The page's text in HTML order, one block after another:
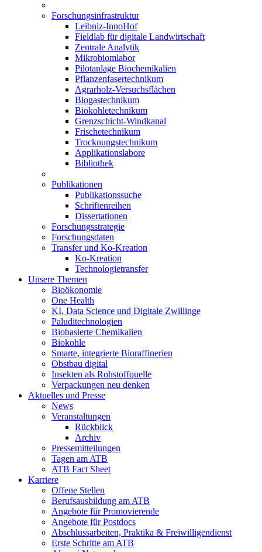
Forschungsinfrastruktur
Leibniz-InnoHof
Fieldlab für digitale Landwirtschaft
Zentrale Analytik
Mikrobiomlabor
Pilotanlage Biochemikalien
Pflanzenfasertechnikum
Agrarholz-Versuchsflächen
Biogastechnikum
Biokohletechnikum
Grenzschicht-Windkanal
Frischetechnikum
Trocknungstechnikum
Applikationslabore
Bibliothek
Publikationen
Publikationssuche
Schriftenreihen
Dissertationen
Forschungsstrategie
Forschungsdaten
Transfer und Ko-Kreation
Ko-Kreation
Technologietransfer
Unsere Themen
Bioökonomie
One Health
KI, Data Science und Digitale Zwillinge
Paluditechnologien
Biobasierte Chemikalien
Biokohle
Smarte, integrierte Bioraffinerien
Obstbau digital
Insekten als Rohstoffquelle
Verpackungen neu denken
Aktuelles und Presse
News
Veranstaltungen
Rückblick
Archiv
Pressemitteilungen
Tagen am ATB
ATB Fact Sheet
Karriere
Offene Stellen
Berufsausbildung am ATB
Angebote für Promovierende
Angebote für Postdocs
Abschlussarbeiten, Praktika & Freiwilligendienst
Erste Schritte am ATB